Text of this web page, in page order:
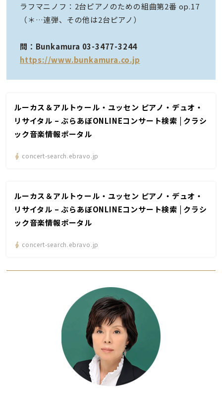
ラフマニノフ：2台ピアノのための組曲第2番 op.17
（＊…連弾、その他は2台ピアノ）
問：Bunkamura 03-3477-3244
https://www.bunkamura.co.jp
ルーカス＆アルトゥール・ユッセン ピアノ・デュオ・
リサイタル – ぶらあぼONLINEコンサート検索 | クラシ
ック音楽情報ポータル
concert-search.ebravo.jp
ルーカス＆アルトゥール・ユッセン ピアノ・デュオ・
リサイタル – ぶらあぼONLINEコンサート検索 | クラシ
ック音楽情報ポータル
concert-search.ebravo.jp